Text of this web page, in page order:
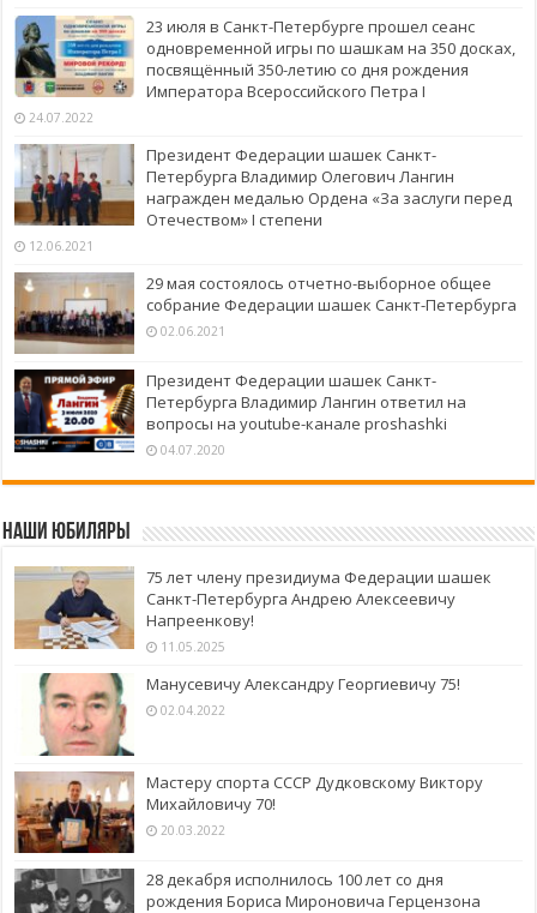
23 июля в Санкт-Петербурге прошел сеанс
одновременной игры по шашкам на 350 досках,
посвящённый 350-летию со дня рождения
Императора Всероссийского Петра I
24.07.2022
Президент Федерации шашек Санкт-
Петербурга Владимир Олегович Лангин
награжден медалью Ордена «За заслуги перед
Отечеством» I степени
12.06.2021
29 мая состоялось отчетно-выборное общее
собрание Федерации шашек Санкт-Петербурга
02.06.2021
Президент Федерации шашек Санкт-
Петербурга Владимир Лангин ответил на
вопросы на youtube-канале proshashki
04.07.2020
Наши юбиляры
75 лет члену президиума Федерации шашек
Санкт-Петербурга Андрею Алексеевичу
Напреенкову!
11.05.2025
Манусевичу Александру Георгиевичу 75!
02.04.2022
Мастеру спорта СССР Дудковскому Виктору
Михайловичу 70!
20.03.2022
28 декабря исполнилось 100 лет со дня
рождения Бориса Мироновича Герцензона